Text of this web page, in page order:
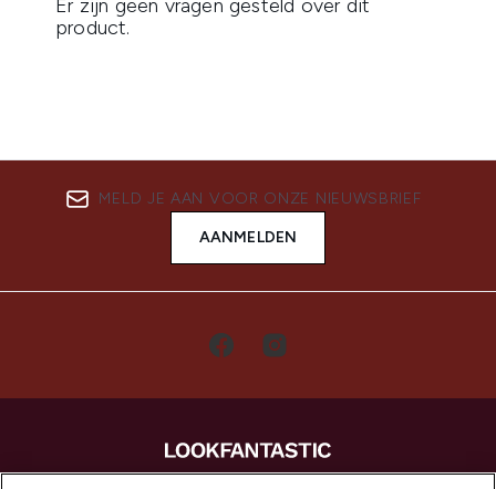
MELD JE AAN VOOR ONZE NIEUWSBRIEF
AANMELDEN